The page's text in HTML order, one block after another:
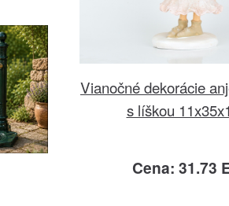
Vianočné dekorácie
s líškou
Cena: 31.73